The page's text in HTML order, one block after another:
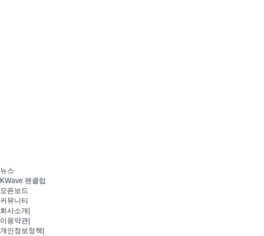
뉴스
KWave 팬클럽
오픈보드
커뮤니티
회사소개
이용약관
개인정보정책